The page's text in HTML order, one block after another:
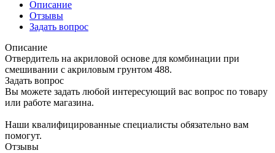
Описание
Отзывы
Задать вопрос
Описание
Отвердитель на акриловой основе для комбинации при
смешивании с акриловым грунтом 488.
Задать вопрос
Вы можете задать любой интересующий вас вопрос по товару
или работе магазина.
Наши квалифицированные специалисты обязательно вам
помогут.
Отзывы